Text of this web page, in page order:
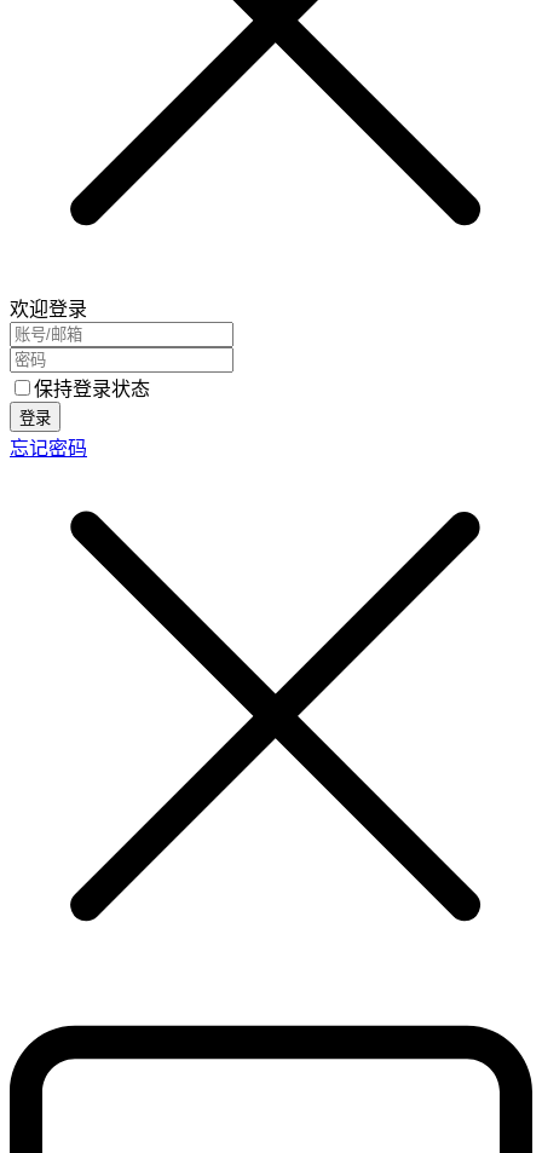
欢迎登录
保持登录状态
登录
忘记密码